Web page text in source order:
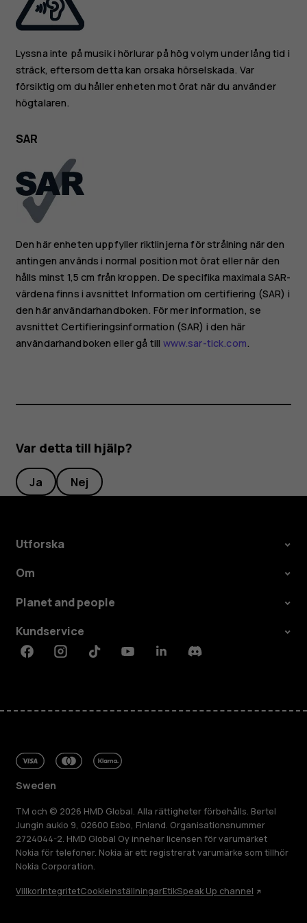
Lyssna inte på musik i hörlurar på hög volym under lång tid i
sträck, eftersom detta kan orsaka hörselskada. Var
försiktig om du håller enheten mot örat när du använder
högtalaren.
SAR
Den här enheten uppfyller riktlinjerna för strålning när den
antingen används i normal position mot örat eller när den
hålls minst 1,5 cm från kroppen. De specifika maximala SAR-
värdena finns i avsnittet Information om certifiering (SAR) i
den här användarhandboken. För mer information, se
avsnittet Certifieringsinformation (SAR) i den här
användarhandboken eller gå till www.sar-tick.com.
Var detta till hjälp?
Ja Nej
Utforska
Om
Planet and people
Kundservice
FacebookInstagramTiktokYoutubeLinkedinDiscord
Sweden
TM och © 2026 HMD Global. Alla rättigheter förbehålls. Bertel
Jungin aukio 9, 02600 Esbo, Finland. Organisationsnummer
2724044-2. HMD Global Oy innehar licensen för varumärket
Nokia för telefoner. Nokia är ett registrerat varumärke som tillhör
Nokia Corporation.
VillkorIntegritetCookieinställningarEtikSpeak Up channel